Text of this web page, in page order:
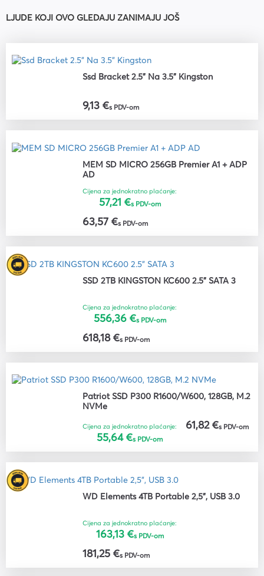
LJUDE KOJI OVO GLEDAJU ZANIMAJU JOŠ
Ssd Bracket 2.5" Na 3.5" Kingston
9,13 €s PDV-om
MEM SD MICRO 256GB Premier A1 + ADP
AD
Cijena za jednokratno plaćanje:
57,21 €s PDV-om
63,57 €s PDV-om
SSD 2TB KINGSTON KC600 2.5" SATA 3
Cijena za jednokratno plaćanje:
556,36 €s PDV-om
618,18 €s PDV-om
Patriot SSD P300 R1600/W600, 128GB, M.2
NVMe
Cijena za jednokratno plaćanje:
55,64 €s PDV-om
61,82 €s PDV-om
WD Elements 4TB Portable 2,5", USB 3.0
Cijena za jednokratno plaćanje:
163,13 €s PDV-om
181,25 €s PDV-om